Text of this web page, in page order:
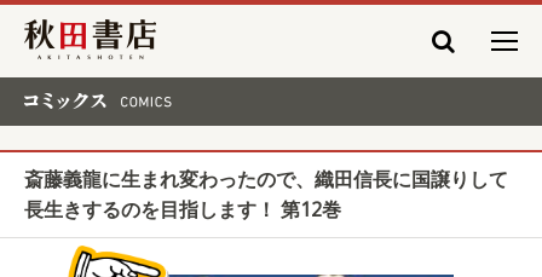
秋田書店
斎藤義龍に生まれ変わったので、織田信長に国譲りして
長生きするのを目指します！ 第12巻